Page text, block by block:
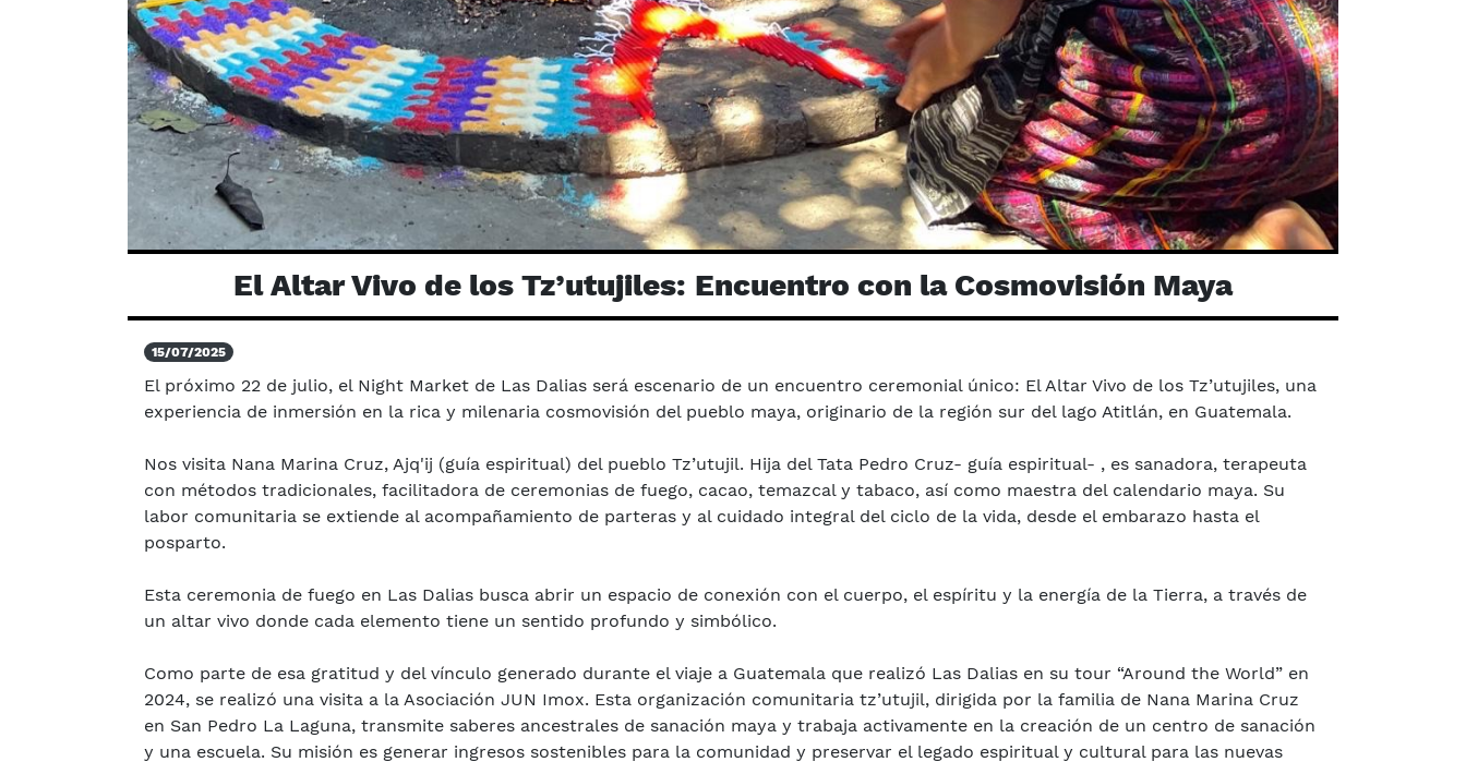
El Altar Vivo de los Tz’utujiles: Encuentro con la Cosmovisión Maya
15/07/2025
El próximo 22 de julio, el Night Market de Las Dalias será escenario de un encuentro ceremonial único: El Altar Vivo de los Tz’utujiles, una
experiencia de inmersión en la rica y milenaria cosmovisión del pueblo maya, originario de la región sur del lago Atitlán, en Guatemala.
Nos visita Nana Marina Cruz, Ajq'ij (guía espiritual) del pueblo Tz’utujil. Hija del Tata Pedro Cruz- guía espiritual- , es sanadora, terapeuta
con métodos tradicionales, facilitadora de ceremonias de fuego, cacao, temazcal y tabaco, así como maestra del calendario maya. Su
labor comunitaria se extiende al acompañamiento de parteras y al cuidado integral del ciclo de la vida, desde el embarazo hasta el
posparto.
Esta ceremonia de fuego en Las Dalias busca abrir un espacio de conexión con el cuerpo, el espíritu y la energía de la Tierra, a través de
un altar vivo donde cada elemento tiene un sentido profundo y simbólico.
Como parte de esa gratitud y del vínculo generado durante el viaje a Guatemala que realizó Las Dalias en su tour “Around the World” en
2024, se realizó una visita a la Asociación JUN Imox. Esta organización comunitaria tz’utujil, dirigida por la familia de Nana Marina Cruz
en San Pedro La Laguna, transmite saberes ancestrales de sanación maya y trabaja activamente en la creación de un centro de sanación
y una escuela. Su misión es generar ingresos sostenibles para la comunidad y preservar el legado espiritual y cultural para las nuevas